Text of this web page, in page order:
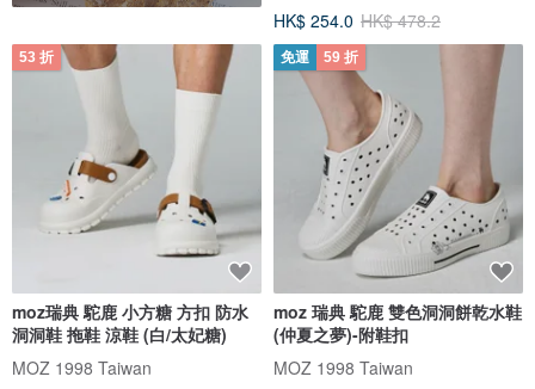
HK$ 254.0 HK$ 478.2
53 折
moz瑞典 駝鹿 小方糖 方扣 防水
洞洞鞋 拖鞋 涼鞋 (白/太妃糖)
MOZ 1998 Taiwan
免運 59 折
moz 瑞典 駝鹿 雙色洞洞餅乾水鞋
(仲夏之夢)-附鞋扣
MOZ 1998 Taiwan